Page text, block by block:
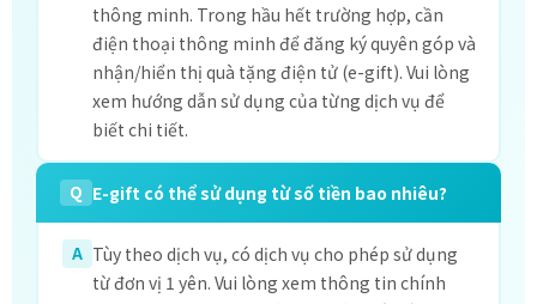
thông minh. Trong hầu hết trường hợp, cần
điện thoại thông minh để đăng ký quyên góp và
nhận/hiển thị quà tặng điện tử (e-gift). Vui lòng
xem hướng dẫn sử dụng của từng dịch vụ để
biết chi tiết.
Q E-gift có thể sử dụng từ số tiền bao nhiêu?
A Tùy theo dịch vụ, có dịch vụ cho phép sử dụng
từ đơn vị 1 yên. Vui lòng xem thông tin chính